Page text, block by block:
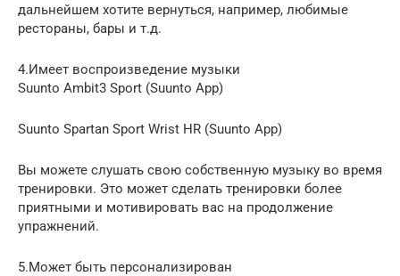
дальнейшем хотите вернуться, например, любимые
рестораны, бары и т.д.
4.Имеет воспроизведение музыки
Suunto Ambit3 Sport (Suunto App)
Suunto Spartan Sport Wrist HR (Suunto App)
Вы можете слушать свою собственную музыку во время
тренировки. Это может сделать тренировки более
приятными и мотивировать вас на продолжение
упражнений.
5.Может быть персонализирован